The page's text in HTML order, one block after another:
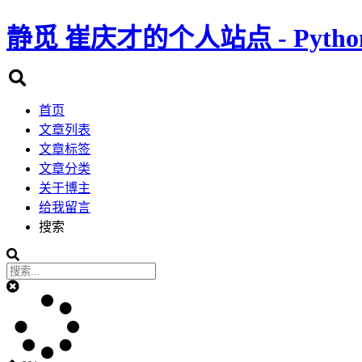
静觅 崔庆才的个人站点 -
首页
文章列表
文章标签
文章分类
关于博主
给我留言
搜索